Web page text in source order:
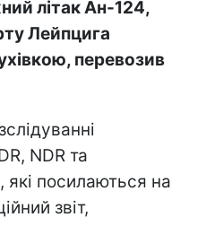
літак Ан-124,
Лейпцига
перевозив
NDR та
посилаються на
звіт,